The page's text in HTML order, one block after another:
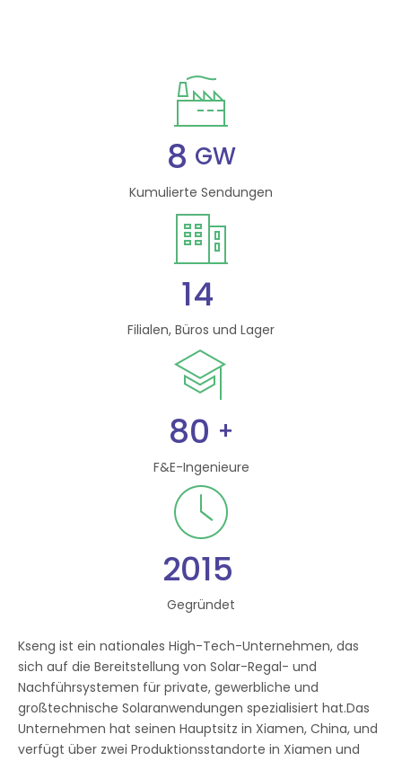
8 GW
Kumulierte Sendungen
14
Filialen, Büros und Lager
80 +
F&E-Ingenieure
2015
Gegründet
Kseng ist ein nationales High-Tech-Unternehmen, das
sich auf die Bereitstellung von Solar-Regal- und
Nachführsystemen für private, gewerbliche und
großtechnische Solaranwendungen spezialisiert hat.Das
Unternehmen hat seinen Hauptsitz in Xiamen, China, und
verfügt über zwei Produktionsstandorte in Xiamen und